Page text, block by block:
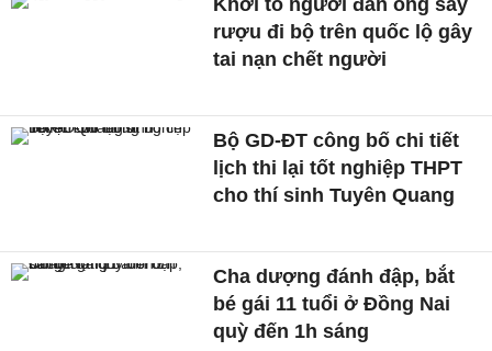
Khởi tố người đàn ông say
rượu đi bộ trên quốc lộ gây
tai nạn chết người
Bộ GD-ĐT công bố chi tiết
lịch thi lại tốt nghiệp THPT
cho thí sinh Tuyên Quang
Cha dượng đánh đập, bắt
bé gái 11 tuổi ở Đồng Nai
quỳ đến 1h sáng